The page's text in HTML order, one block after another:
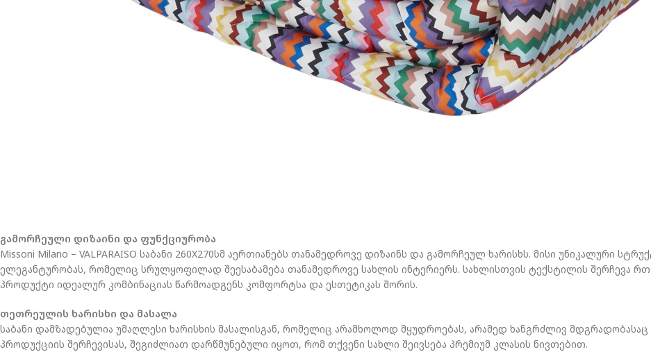
გამორჩეული დიზაინი და ფუნქციურობა
Missoni Milano – VALPARAISO საბანი 260X270სმ აერთიანებს თანამედროვე დიზაინს და გამორჩეულ ხარისხს. მისი უნიკალური
ელეგანტურობას, რომელიც სრულყოფილად შეესაბამება თანამედროვე სახლის ინტერიერს. სახლისთვის ტექსტილის შერჩევა
პროდუქტი იდეალურ კომბინაციას წარმოადგენს კომფორტსა და ესთეტიკას შორის.
თეთრეულის ხარისხი და მასალა
საბანი დამზადებულია უმაღლესი ხარისხის მასალისგან, რომელიც არამხოლოდ მყუდროებას, არამედ ხანგრძლივ მდგრადობასაც
პროდუქციის შერჩევისას, შეგიძლიათ დარწმუნებული იყოთ, რომ თქვენი სახლი შეივსება პრემიუმ კლასის ნივთებით.